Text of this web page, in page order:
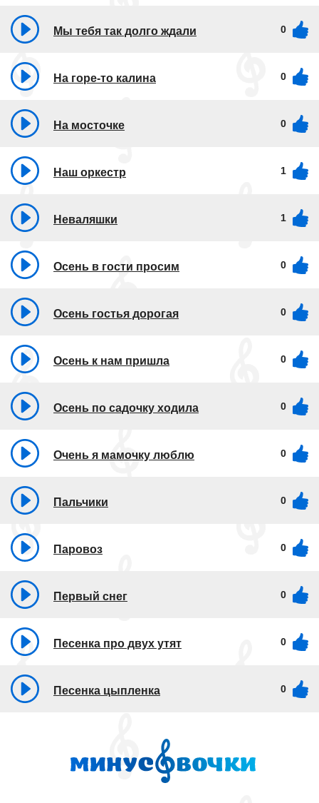
Мы тебя так долго ждали 0
На горе-то калина 0
На мосточке 0
Наш оркестр 1
Неваляшки 1
Осень в гости просим 0
Осень гостья дорогая 0
Осень к нам пришла 0
Осень по садочку ходила 0
Очень я мамочку люблю 0
Пальчики 0
Паровоз 0
Первый снег 0
Песенка про двух утят 0
Песенка цыпленка 0